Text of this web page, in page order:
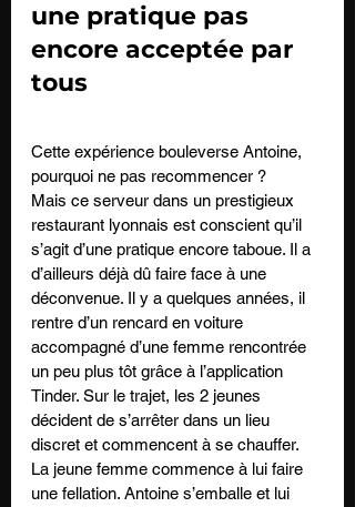
une pratique pas
encore acceptée par
tous
Cette expérience bouleverse Antoine,
pourquoi ne pas recommencer ?
Mais ce serveur dans un prestigieux
restaurant lyonnais est conscient qu’il
s’agit d’une pratique encore taboue. Il a
d’ailleurs déjà dû faire face à une
déconvenue. Il y a quelques années, il
rentre d’un rencard en voiture
accompagné d’une femme rencontrée
un peu plus tôt grâce à l’application
Tinder. Sur le trajet, les 2 jeunes
décident de s’arrêter dans un lieu
discret et commencent à se chauffer.
La jeune femme commence à lui faire
une fellation. Antoine s’emballe et lui